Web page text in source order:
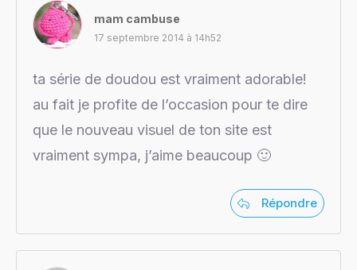
mam cambuse
17 septembre 2014 à 14h52
ta série de doudou est vraiment adorable!
au fait je profite de l’occasion pour te dire
que le nouveau visuel de ton site est
vraiment sympa, j’aime beaucoup 🙂
Répondre